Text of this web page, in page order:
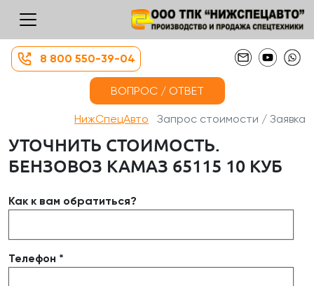
8 800 550-39-04
ВОПРОС / ОТВЕТ
НижСпецАвто Запрос стоимости / Заявка
УТОЧНИТЬ СТОИМОСТЬ.
БЕНЗОВОЗ КАМАЗ 65115 10 КУБ
Как к вам обратиться?
Телефон *